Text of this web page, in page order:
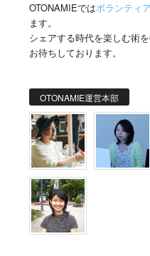
OTONAMIEではボランティ
ます。
シェアする時代を楽しむ術
お待ちしております。
OTONAMIE運営本部